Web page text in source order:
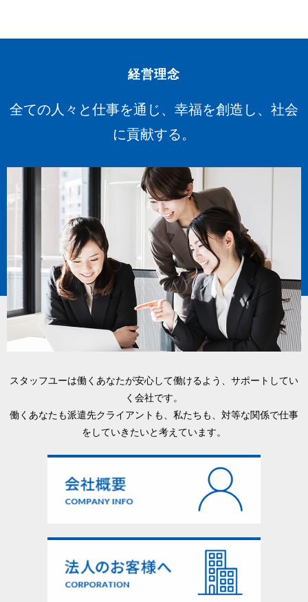
経営理念
全ての人々と仕事を通じ、幸福を創造し、社会
に貢献する。
スタッフユーは働くあなたが安心して働けるよう、サポートしてい
く会社です。
働くあなたも派遣先クライアントも、私たちも、対等な関係で仕事
をしていきたいと考えています。